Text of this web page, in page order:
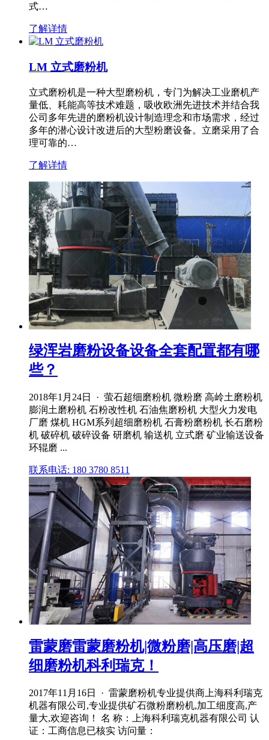
式…
了解详情
LM 立式磨粉机
立式磨粉机是一种大型磨粉机，专门为解决工业磨机产
量低、耗能高等技术难题，吸收欧洲先进技术并结合我
公司多年先进的磨粉机设计制造理念和市场需求，经过
多年的潜心设计改进后的大型粉磨设备。立磨采用了合
理可靠的…
了解详情
绿浑岩磨粉设备设备全套配置都有哪
些？
2018年1月24日 · 萤石超细磨粉机 微粉磨 高岭土磨粉机
膨润土磨粉机 石粉改性机 石油焦磨粉机 大型火力发电
厂磨 煤机 HGM系列超细磨粉机 石膏粉磨粉机 长石磨粉
机 破碎机 破碎设备 研磨机 输送机 立式磨 矿业输送设备
环辊磨 ...
联系电话: 180 3780 8511
雷蒙磨雷蒙磨粉机|微粉磨|高压磨|超
细磨粉机科利瑞克！
2017年11月16日 · 雷蒙磨粉机专业提供商上海科利瑞克
机器有限公司,专业提供矿石微粉磨粉机,加工细度高,产
量大,欢迎咨询！ 名 称：上海科利瑞克机器有限公司 认
证：工商信息已核实 访问量：